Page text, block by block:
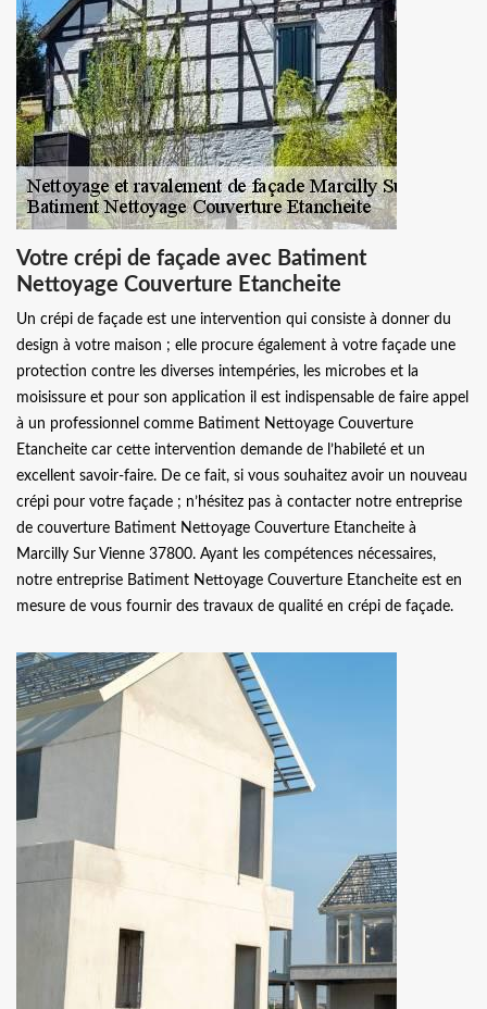
Votre crépi de façade avec Batiment
Nettoyage Couverture Etancheite
Un crépi de façade est une intervention qui consiste à donner du
design à votre maison ; elle procure également à votre façade une
protection contre les diverses intempéries, les microbes et la
moisissure et pour son application il est indispensable de faire appel
à un professionnel comme Batiment Nettoyage Couverture
Etancheite car cette intervention demande de l’habileté et un
excellent savoir-faire. De ce fait, si vous souhaitez avoir un nouveau
crépi pour votre façade ; n’hésitez pas à contacter notre entreprise
de couverture Batiment Nettoyage Couverture Etancheite à
Marcilly Sur Vienne 37800. Ayant les compétences nécessaires,
notre entreprise Batiment Nettoyage Couverture Etancheite est en
mesure de vous fournir des travaux de qualité en crépi de façade.